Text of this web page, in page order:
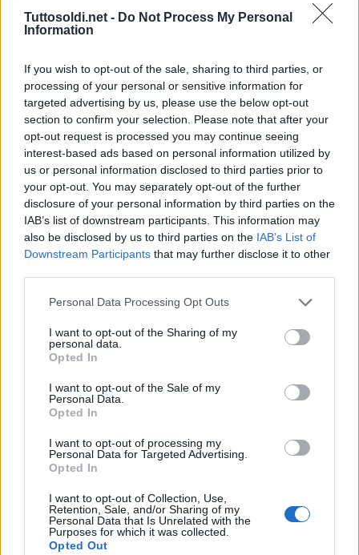
Tuttosoldi.net - Do Not Process My Personal
Information
If you wish to opt-out of the sale, sharing to third parties, or
processing of your personal or sensitive information for
targeted advertising by us, please use the below opt-out
section to confirm your selection. Please note that after your
opt-out request is processed you may continue seeing
interest-based ads based on personal information utilized by
us or personal information disclosed to third parties prior to
your opt-out. You may separately opt-out of the further
disclosure of your personal information by third parties on the
IAB’s list of downstream participants. This information may
also be disclosed by us to third parties on the IAB’s List of
Downstream Participants that may further disclose it to other
Personal Data Processing Opt Outs
I want to opt-out of the Sharing of my
personal data.
Opted In
I want to opt-out of the Sale of my
Personal Data.
Opted In
I want to opt-out of processing my
Personal Data for Targeted Advertising.
Opted In
I want to opt-out of Collection, Use,
Retention, Sale, and/or Sharing of my
Personal Data that Is Unrelated with the
Purposes for which it was collected.
Opted Out
di mancato pagamento delle
, non ha modo di rifarsi
su alcun bene reale. Spesso come garanzia, alcune
Nel caso in cui la domanda di prestito personale viene
fatta da un cliente con un’anzianità lavorativa recente, o
quando viene richiesta un importo molto elevato, l’ente
creditore potrebbe imporre la firma di un garante, che che
garantisca la restituzione dei soldi nel caso in cui il
richiedente del prestito risultasse inadempente.
In caso diritardo nel pagamentodelle rate dei
finanziamenti personali, l’inadempienza porta ad una
anche inserito nella lista dei pagatori ritardatari. I
nominativi relativi ai cattivi pagatori sono condivisi con
l’intero sistema finanziario e bancario: ne consegue una
Per chiedere un preventivo online dovrete inserire i vostri
unico dell’anno precedente. I vari tipi di prestiti personali
sono molti e non deluderanno le vostre aspettative,
chiaramente accertatevi di conoscere nel dettaglio i tassi
di interesse che sono applicati e la modalità del rimborso
delle rate. I prestiti sono all’ordine del giorno e vi